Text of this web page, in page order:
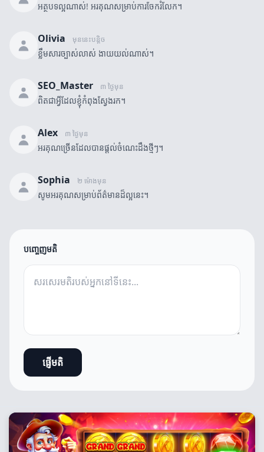
អត្ថបទល្អណាស់! អរគុណសម្រាប់ការចែករំលែក។
Olivia មុននេះបន្តិច
ខ្លឹមសារច្បាស់លាស់ ងាយយល់ណាស់។
SEO_Master ៣ ថ្ងៃមុន
ពិតជាអ្វីដែលខ្ញុំកំពុងស្វែងរក។
Alex ៣ ថ្ងៃមុន
អរគុណច្រើនដែលបានផ្តល់ចំណេះដឹងថ្មីៗ។
Sophia ២ ម៉ោងមុន
សូមអរគុណសម្រាប់ព័ត៌មានដ៏ល្អនេះ។
បញ្ចេញមតិ
ផ្ញើមតិ